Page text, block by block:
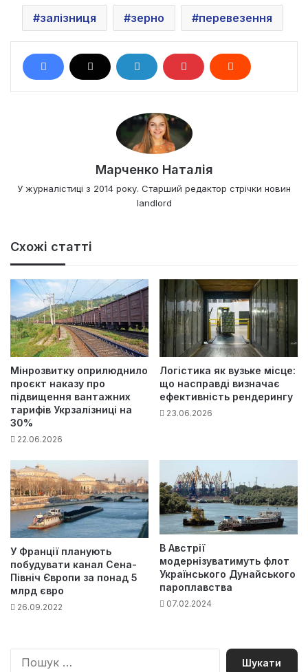
залізниця зерно перевезення
Марченко Наталія
У журналістиці з 2014 року. Старший редактор стрічки новин
landlord
Схожі статті
Мінрозвитку оприлюднило
проєкт наказу про
підвищення вантажних
тарифів Укрзалізниці на
30%
22.06.2026
Логістика як вузьке місце:
що насправді визначає
ефективність рендерингу
23.06.2026
У Франції планують
побудувати канал Сена-
Північ Європи за понад 5
млрд євро
26.09.2022
В Австрії
модернізуватимуть флот
Українського Дунайського
пароплавства
07.02.2024
П